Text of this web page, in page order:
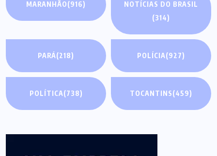
MARANHÃO(916)
NOTÍCIAS DO BRASIL
(314)
PARÁ(218) POLÍCIA(927)
POLÍTICA(738) TOCANTINS(459)